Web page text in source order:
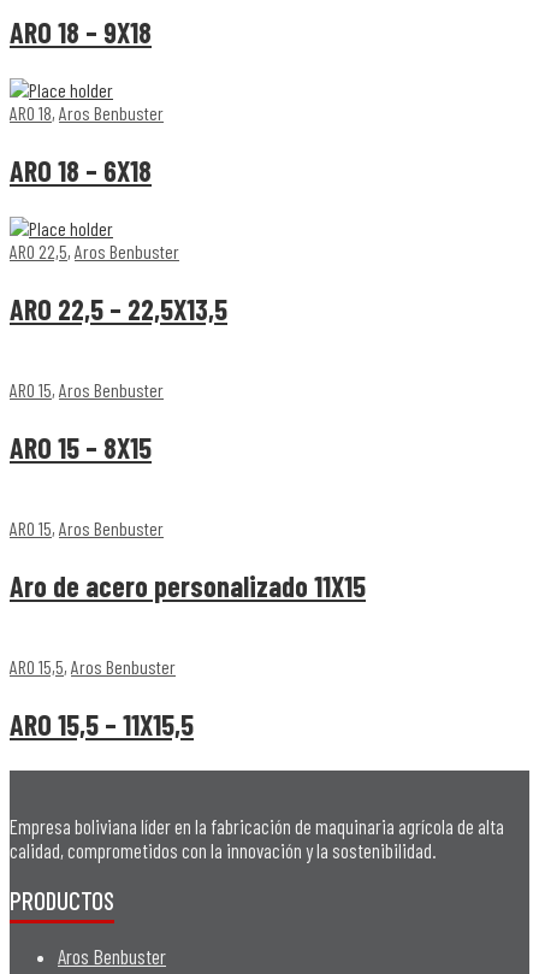
ARO 18 – 9X18
ARO 18, Aros Benbuster
ARO 18 – 6X18
ARO 22,5, Aros Benbuster
ARO 22,5 – 22,5X13,5
ARO 15, Aros Benbuster
ARO 15 – 8X15
ARO 15, Aros Benbuster
Aro de acero personalizado 11X15
ARO 15,5, Aros Benbuster
ARO 15,5 – 11X15,5
Empresa boliviana líder en la fabricación de maquinaria agrícola de alta
calidad, comprometidos con la innovación y la sostenibilidad.
PRODUCTOS
Aros Benbuster